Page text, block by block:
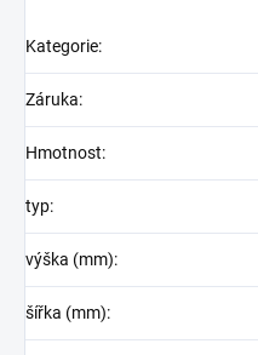
Kategorie:
Záruka:
Hmotnost:
typ:
výška (mm):
šířka (mm):